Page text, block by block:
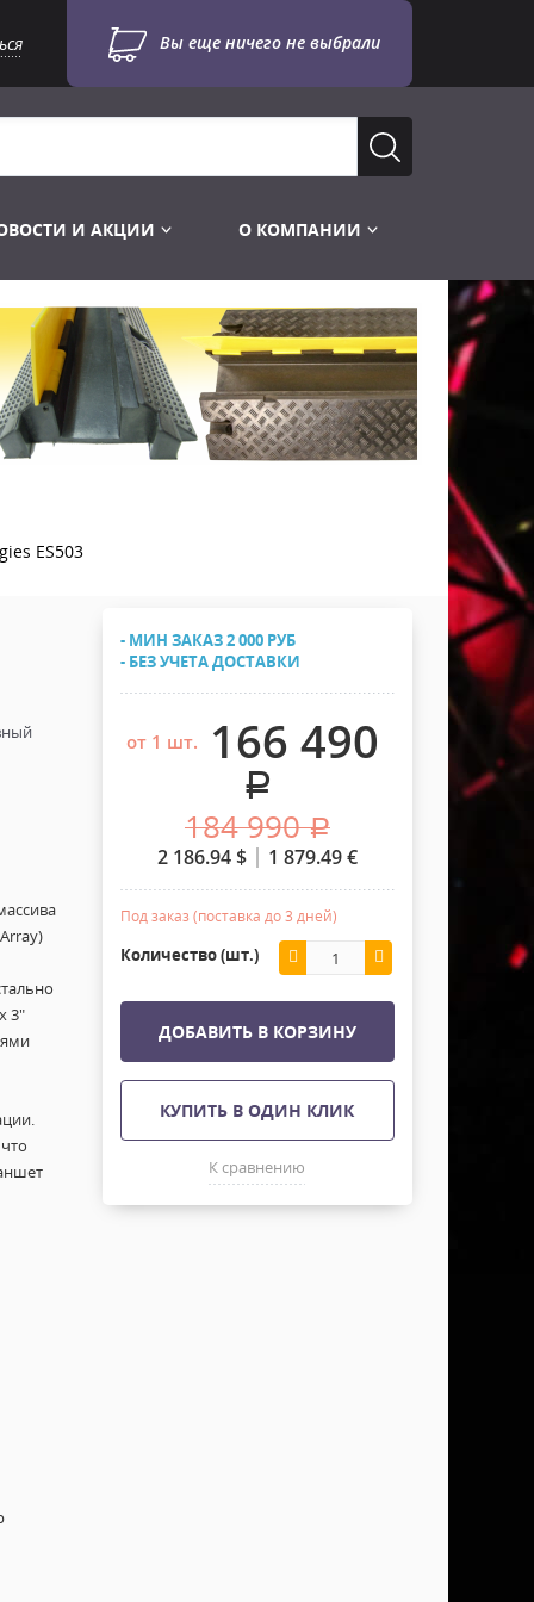
Вы еще ничего не выбрали
Лампы UV TUV HNS
Лампы видеопроекторные
Пускорегулирующая аппаратура
Инструменты
Готовые комплекты
Конструктор МИКРОСЦЕНА
Лебёдки и Аксессуары
Фермы Штативы Стойки
Хомуты Кронштейны Страховка
Защитные чехлы и Кейсы
6и канальные модули
Лежачий полицейский ИДН
И АКЦИИ О КОМПАНИИ
ES503
3"
- МИН ЗАКАЗ 2 000 РУБ
- БЕЗ УЧЕТА ДОСТАВКИ
от 1 шт. 166 490
.
184 990 .
2 186.94$ 1 879.49€
Под заказ (поставка до 3 дней)
Количество (шт.)
ДОБАВИТЬ В КОРЗИНУ
КУПИТЬ В ОДИН КЛИК
К сравнению